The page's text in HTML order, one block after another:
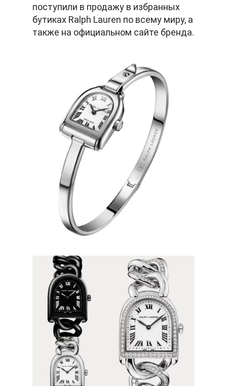
поступили в продажу в избранных
бутиках Ralph Lauren по всему миру, а
также на официальном сайте бренда.